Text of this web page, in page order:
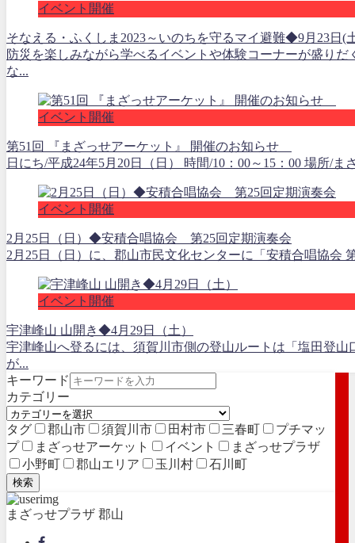
イベント開催
そなえる・ふくしま2023～いのちを守るマイ避難◆9月23日(
防災を楽しみながら学べるイベントや体験コーナーが盛り
な...
イベント開催
第51回 『まざっせアーケット』 開催のお知らせ
日にち/平成24年5月20日（日） 時間/10：00～15：00 場所/
イベント開催
2月25日（日）◆安積合唱協会 第25回定期演奏会
2月25日（日）に、郡山市民文化センターに「安積合唱協会
イベント開催
宇津峰山 山開き◆4月29日（土）
宇津峰山へ登るには、須賀川市側の登山ルートは「塩田登
が...
キーワード
カテゴリー
タグ 郡山市 須賀川市 田村市 三春町
プチマッ
プ
まざっせアーケット イベント
まざっせプラザ
小野町
郡山エリア 玉川村 石川町
検索
まざっせプラザ 郡山